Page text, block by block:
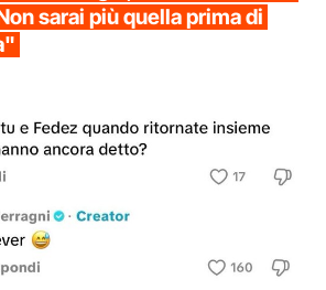
sarai più quella prima di